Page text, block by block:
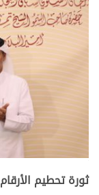
ثورة تحطيم الأرقام